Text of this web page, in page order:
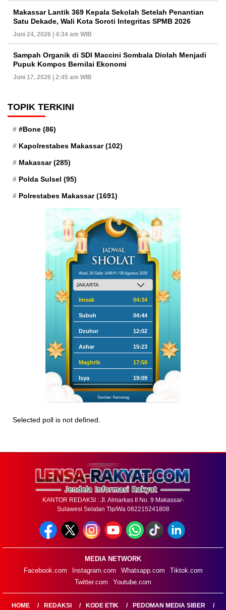
Makassar Lantik 369 Kepala Sekolah Setelah Penantian
Satu Dekade, Wali Kota Soroti Integritas SPMB 2026
Juni 24, 2026 | 4:34 am WIB
Sampah Organik di SDI Maccini Sombala Diolah Menjadi
Pupuk Kompos Bernilai Ekonomi
Juni 17, 2026 | 2:45 am WIB
TOPIK TERKINI
#Bone (86)
Kapolrestabes Makassar(102)
Makassar(285)
Polda Sulsel (95)
Polrestabes Makassar(1691)
Ahad, 24 Safar 1448 H / 09 Agustus 2026
Imsak 04:34
Subuh 04:44
Dzuhur 12:02
Ashar 15:23
Maghrib 17:58
Isya 19:09
Sumber: Kemenag
Selected poll is not defined.
KANTOR REDAKSI : Jl. Almarkas II No. 9 Makassar-
Sulawesi Selatan Tlp/Wa 082215241808
MEDIA NETWORK
Facebook.com
Instagram.com Whatsapp.com
Tiktok.com
Twitter.com
Youtube.com
HOME REDAKSI KODE ETIK PEDOMAN MEDIA SIBER